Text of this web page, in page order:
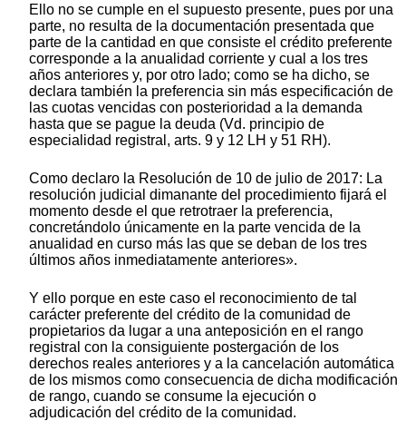
Ello no se cumple en el supuesto presente, pues por una
parte, no resulta de la documentación presentada que
parte de la cantidad en que consiste el crédito preferente
corresponde a la anualidad corriente y cual a los tres
años anteriores y, por otro lado; como se ha dicho, se
declara también la preferencia sin más especificación de
las cuotas vencidas con posterioridad a la demanda
hasta que se pague la deuda (Vd. principio de
especialidad registral, arts. 9 y 12 LH y 51 RH).
Como declaro la Resolución de 10 de julio de 2017: La
resolución judicial dimanante del procedimiento fijará el
momento desde el que retrotraer la preferencia,
concretándolo únicamente en la parte vencida de la
anualidad en curso más las que se deban de los tres
últimos años inmediatamente anteriores».
Y ello porque en este caso el reconocimiento de tal
carácter preferente del crédito de la comunidad de
propietarios da lugar a una anteposición en el rango
registral con la consiguiente postergación de los
derechos reales anteriores y a la cancelación automática
de los mismos como consecuencia de dicha modificación
de rango, cuando se consume la ejecución o
adjudicación del crédito de la comunidad.